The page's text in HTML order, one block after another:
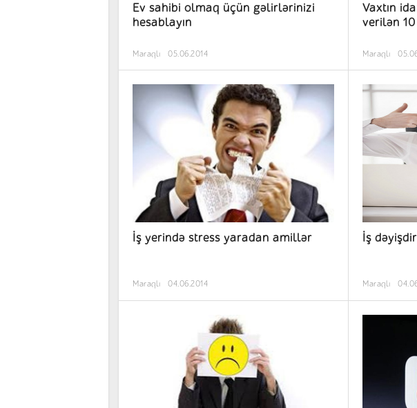
Ev sahibi olmaq üçün gəlirlərinizi
hesablayın
Maraqlı 05.06.2014
Vaxtın
verilən
Maraqlı
İş yerində stress yaradan amillər
Maraqlı 04.06.2014
İş
Maraqlı